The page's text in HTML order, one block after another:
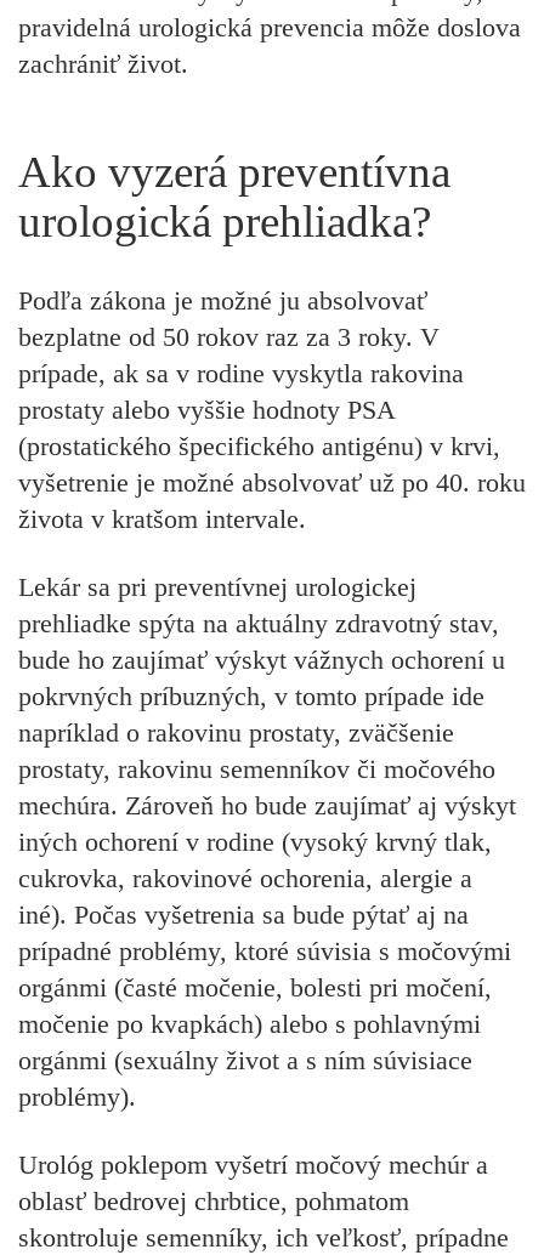
pravidelná urologická prevencia môže doslova
zachrániť život.
Ako vyzerá preventívna
urologická prehliadka?
Podľa zákona je možné ju absolvovať
bezplatne od 50 rokov raz za 3 roky. V
prípade, ak sa v rodine vyskytla rakovina
prostaty alebo vyššie hodnoty PSA
(prostatického špecifického antigénu) v krvi,
vyšetrenie je možné absolvovať už po 40. roku
života v kratšom intervale.
Lekár sa pri preventívnej urologickej
prehliadke spýta na aktuálny zdravotný stav,
bude ho zaujímať výskyt vážnych ochorení u
pokrvných príbuzných, v tomto prípade ide
napríklad o rakovinu prostaty, zväčšenie
prostaty, rakovinu semenníkov či močového
mechúra. Zároveň ho bude zaujímať aj výskyt
iných ochorení v rodine (vysoký krvný tlak,
cukrovka, rakovinové ochorenia, alergie a
iné). Počas vyšetrenia sa bude pýtať aj na
prípadné problémy, ktoré súvisia s močovými
orgánmi (časté močenie, bolesti pri močení,
močenie po kvapkách) alebo s pohlavnými
orgánmi (sexuálny život a s ním súvisiace
problémy).
Urológ poklepom vyšetrí močový mechúr a
oblasť bedrovej chrbtice, pohmatom
skontroluje semenníky, ich veľkosť, prípadne